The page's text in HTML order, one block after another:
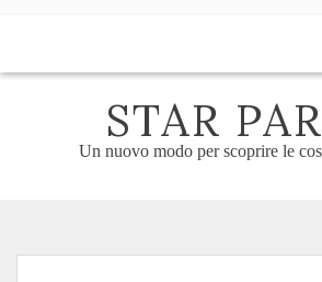
STAR
Un nuovo modo per scoprire le